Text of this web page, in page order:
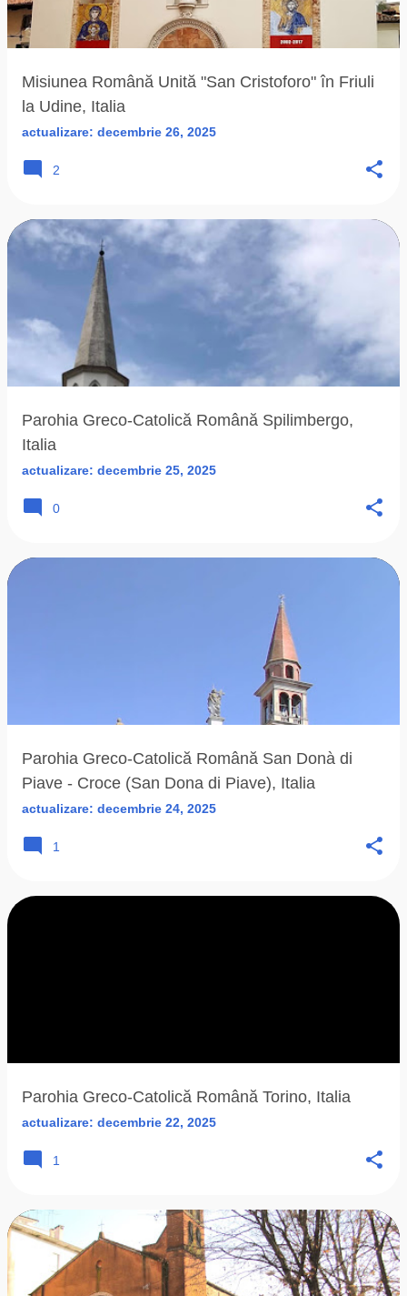
Misiunea Română Unită "San Cristoforo" în Friuli
la Udine, Italia
actualizare: decembrie 26, 2025
2
Parohia Greco-Catolică Română Spilimbergo,
Italia
actualizare: decembrie 25, 2025
0
Parohia Greco-Catolică Română San Donà di
Piave - Croce (San Dona di Piave), Italia
actualizare: decembrie 24, 2025
1
Parohia Greco-Catolică Română Torino, Italia
actualizare: decembrie 22, 2025
1